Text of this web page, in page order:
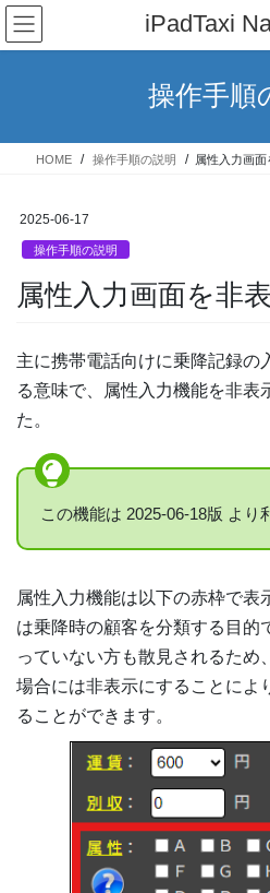
コ
ン
テ
ス
ナ
ビ
ゲ
ン
iPadTaxi
操作手順
HOME 操作手順の説明 属性入力画
2025-06-17
操作手順の説明
属性入力画面を非
主に携帯電話向けに乗降記録の
る意味で、属性入力機能を非表
た。
この機能は 2025-06-18版 より
属性入力機能は以下の赤枠で表
は乗降時の顧客を分類する目的
っていない方も散見されるため
場合には非表示にすることによ
ることができます。